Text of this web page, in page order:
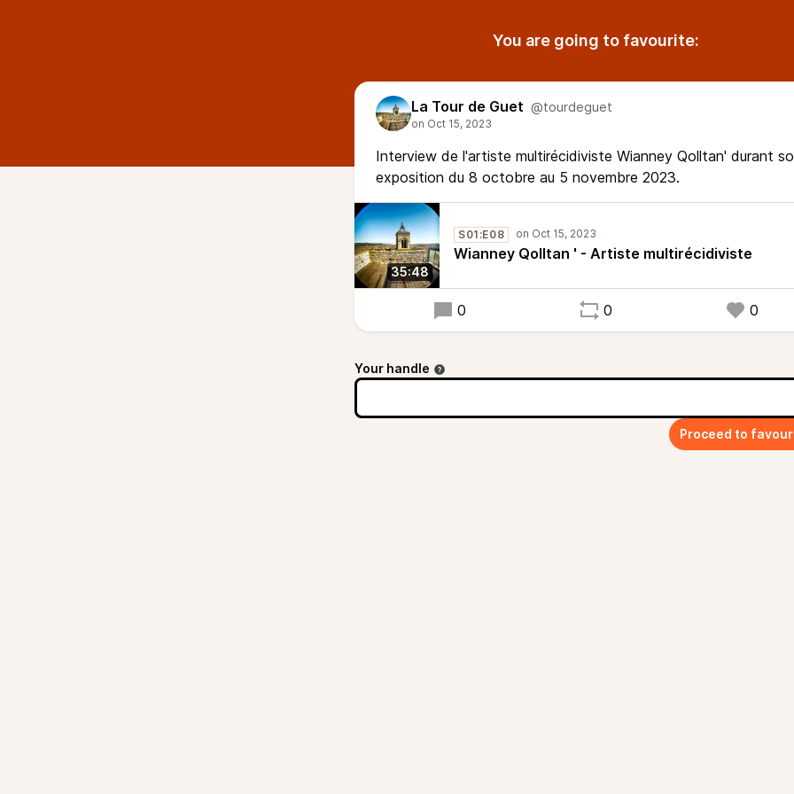
You are going to favourite:
La Tour de Guet @tourdeguet
Interview de l'artiste multirécidiviste Wianney Qolltan' durant
exposition du 8 octobre au 5 novembre 2023.
35:48
S01:E08
Wianney Qolltan ' - Artiste multirécidiviste
0 0 0
Your handle
Proceed to